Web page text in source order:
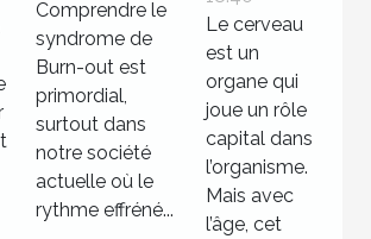
Comprendre le
syndrome de
Burn-out est
primordial,
surtout dans
notre société
actuelle où le
rythme effréné...
mémoire
?
Le cerveau
est un
organe qui
joue un rôle
capital dans
l’organisme.
Mais avec
l’âge, cet